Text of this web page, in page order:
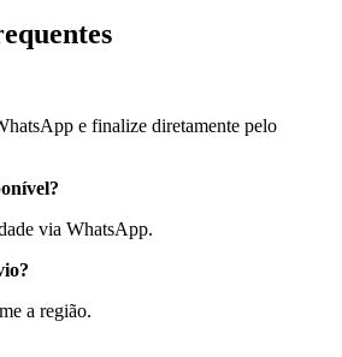
e finalize diretamente pelo
via WhatsApp.
a região.